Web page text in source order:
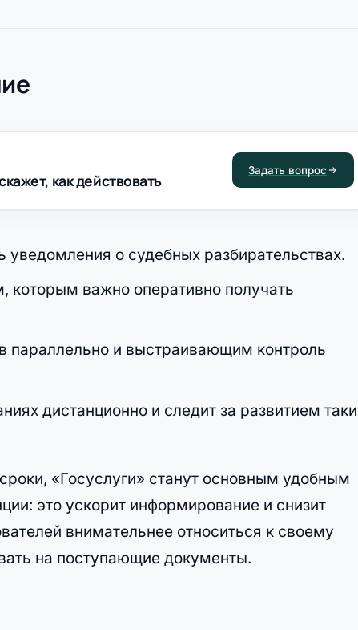
как действовать
Задать вопрос
о судебных разбирательствах.
которым важно оперативно получать
и выстраивающим контроль
дистанционно и следит за развитием
«Госуслуги» станут основным удобным
это ускорит информирование и снизит
внимательнее относиться к своему
на поступающие документы.